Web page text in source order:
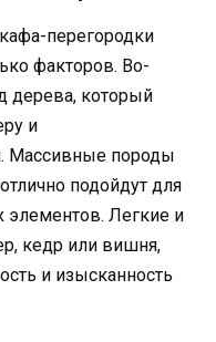
перегородки
факторов. Во-
дерева, который
и
Массивные породы
подойдут для
элементов. Легкие и
кедр или вишня,
и изысканность